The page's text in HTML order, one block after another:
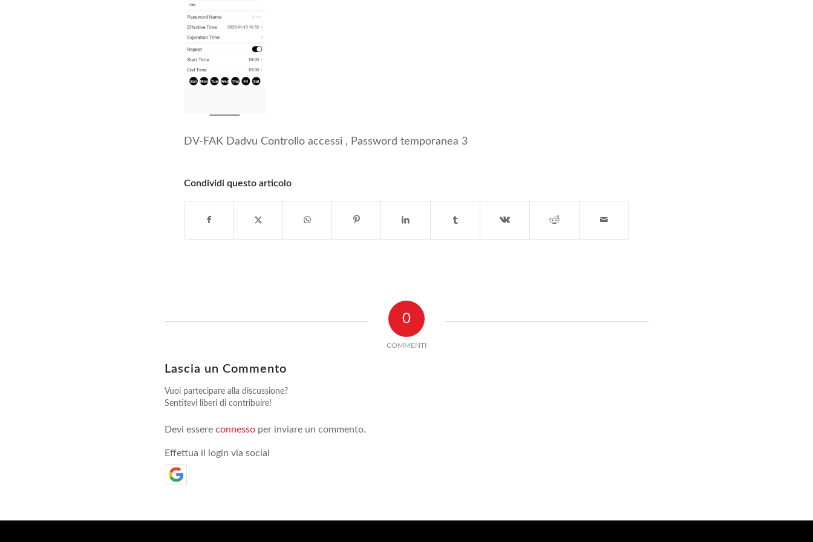
DV-FAK Dadvu Controllo accessi , Password temporanea 3
Condividi questo articolo
0
COMMENTI
Lascia un Commento
Vuoi partecipare alla discussione?
Sentitevi liberi di contribuire!
Devi essere connesso per inviare un commento.
Effettua il login via social